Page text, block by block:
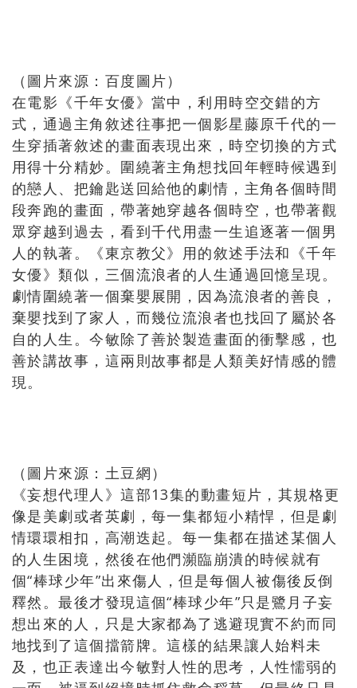
（圖片來源：百度圖片）
在電影《千年女優》當中，利用時空交錯的方
式，通過主角敘述往事把一個影星藤原千代的一
生穿插著敘述的畫面表現出來，時空切換的方式
用得十分精妙。圍繞著主角想找回年輕時候遇到
的戀人、把鑰匙送回給他的劇情，主角各個時間
段奔跑的畫面，帶著她穿越各個時空，也帶著觀
眾穿越到過去，看到千代用盡一生追逐著一個男
人的執著。《東京教父》用的敘述手法和《千年
女優》類似，三個流浪者的人生通過回憶呈現。
劇情圍繞著一個棄嬰展開，因為流浪者的善良，
棄嬰找到了家人，而幾位流浪者也找回了屬於各
自的人生。今敏除了善於製造畫面的衝擊感，也
善於講故事，這兩則故事都是人類美好情感的體
現。
（圖片來源：土豆網）
《妄想代理人》這部13集的動畫短片，其規格更
像是美劇或者英劇，每一集都短小精悍，但是劇
情環環相扣，高潮迭起。每一集都在描述某個人
的人生困境，然後在他們瀕臨崩潰的時候就有
個“棒球少年”出來傷人，但是每個人被傷後反倒
釋然。最後才發現這個“棒球少年”只是鷺月子妄
想出來的人，只是大家都為了逃避現實不約而同
地找到了這個擋箭牌。這樣的結果讓人始料未
及，也正表達出今敏對人性的思考，人性懦弱的